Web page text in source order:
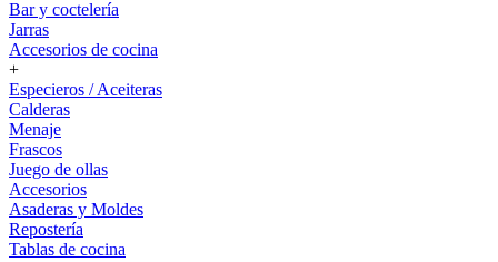
Bar y coctelería
Jarras
Accesorios de cocina
+
Especieros / Aceiteras
Calderas
Menaje
Frascos
Juego de ollas
Accesorios
Asaderas y Moldes
Repostería
Tablas de cocina